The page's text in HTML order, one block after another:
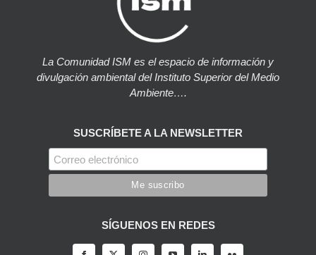
La Comunidad ISM es el espacio de información y
divulgación ambiental del Instituto Superior del Medio
Ambiente….
SUSCRÍBETE A LA NEWSLETTER
SÍGUENOS EN REDES